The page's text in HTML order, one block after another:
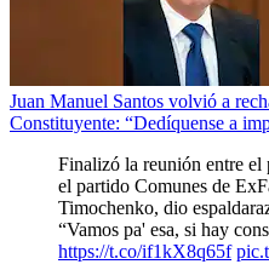
Juan Manuel Santos volvió a
Constituyente: “Dedíquense a
Finalizó la reunión entre el
el partido Comunes de
Timochenko, dio
“Vamos pa' esa, si hay
https://t.co/if1kX8q65f